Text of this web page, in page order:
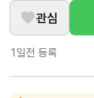
관심
1일전 등록